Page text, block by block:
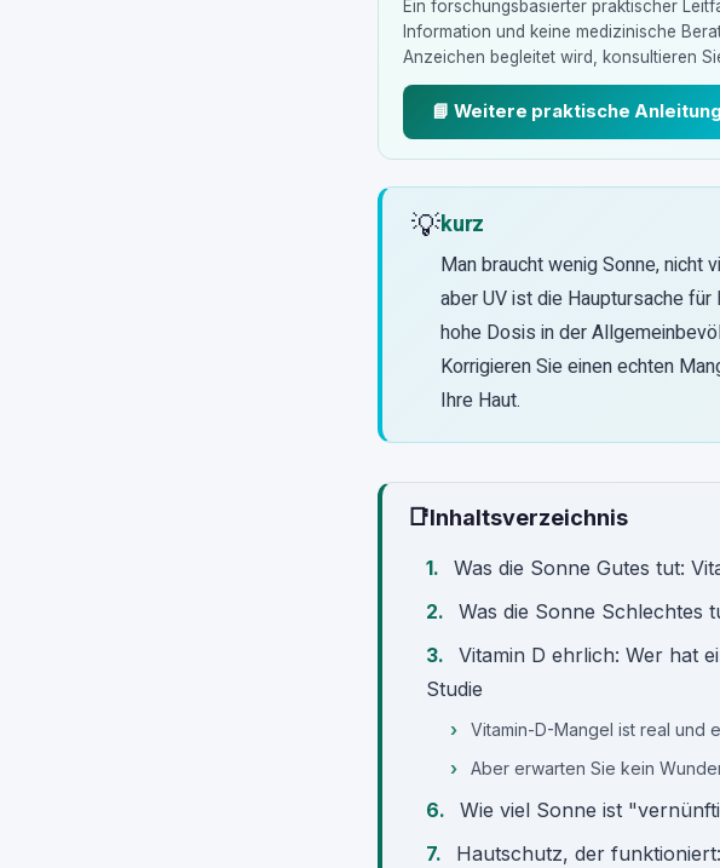
Ein forschungsbasierter praktischer
Information und keine medizinische
Anzeichen begleitet wird, konsultieren
📘 Weitere praktische
💡kurz
Man braucht wenig Sonne, nicht
aber UV ist die Hauptursache
hohe Dosis in der
Korrigieren Sie einen echten
Ihre Haut.
📑Inhaltsverzeichnis
Was die Sonne Gutes tut:
Was die Sonne Schlechtes
Vitamin D ehrlich: Wer hat
Studie
Vitamin-D-Mangel ist real und
Aber erwarten Sie kein
Wie viel Sonne ist
Hautschutz, der